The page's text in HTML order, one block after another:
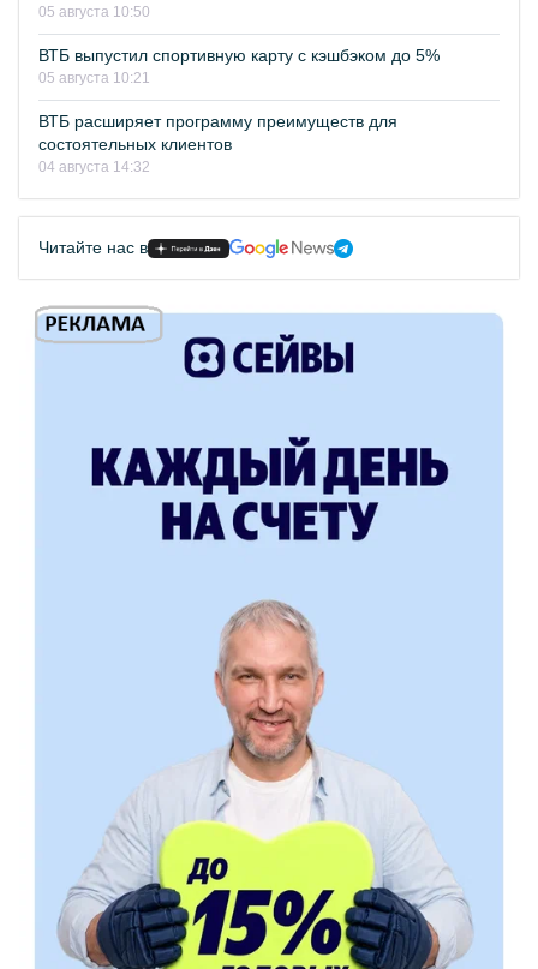
05 августа 10:50
ВТБ выпустил спортивную карту с кэшбэком до 5%
05 августа 10:21
ВТБ расширяет программу преимуществ для
состоятельных клиентов
04 августа 14:32
Читайте нас в